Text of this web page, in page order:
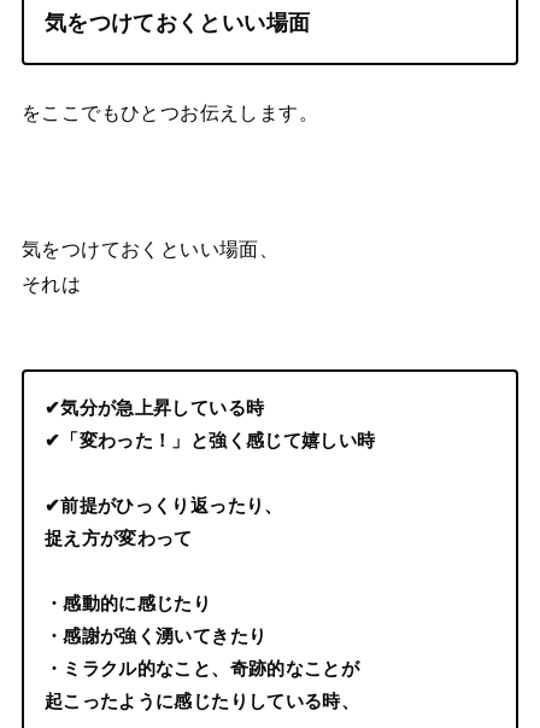
気をつけておくといい場面
をここでもひとつお伝えします。
気をつけておくといい場面、
それは
✔気分が急上昇している時
✔「変わった！」と強く感じて嬉しい時
✔前提がひっくり返ったり、
捉え方が変わって
・感動的に感じたり
・感謝が強く湧いてきたり
・ミラクル的なこと、奇跡的なことが
起こったように感じたりしている時、